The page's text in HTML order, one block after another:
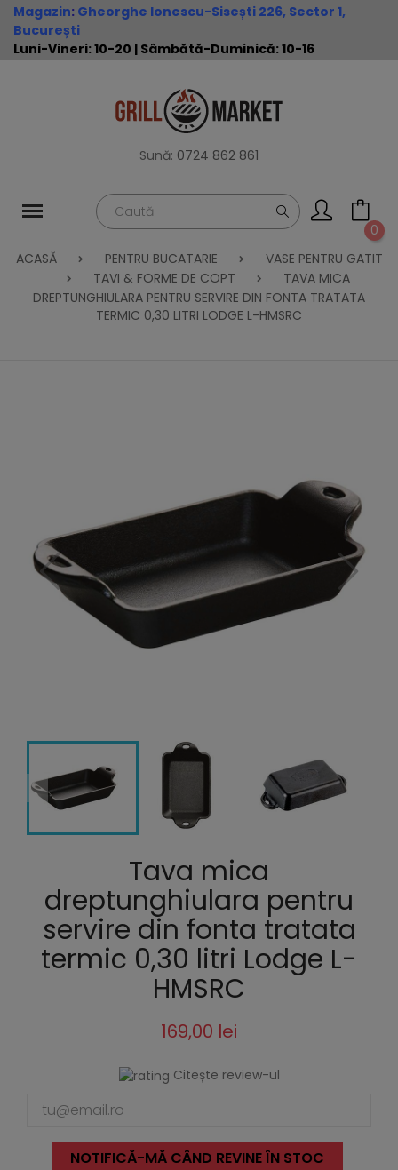
Magazin: Gheorghe Ionescu-Sisești 226, Sector 1,
București
Luni-Vineri: 10-20 | Sâmbătă-Duminică: 10-16
Sună: 0724 862 861
0
ACASĂ
PENTRU BUCATARIE
VASE PENTRU GATIT
TAVI & FORME DE COPT
TAVA MICA
DREPTUNGHIULARA PENTRU SERVIRE DIN FONTA TRATATA
TERMIC 0,30 LITRI LODGE L-HMSRC
Tava mica
dreptunghiulara pentru
servire din fonta tratata
termic 0,30 litri Lodge L-
HMSRC
169,00 lei
Citește review-ul
NOTIFICĂ-MĂ CÂND REVINE ÎN STOC